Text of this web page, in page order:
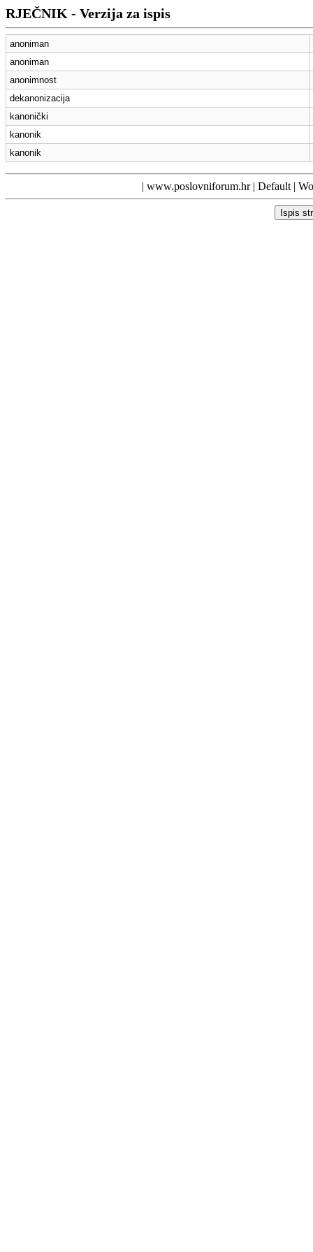
RJEČNIK - Verzija za ispis
anoniman
anoniman
anonimnost
dekanonizacija
kanonički
kanonik
kanonik
| www.poslovniforum.hr| Default |